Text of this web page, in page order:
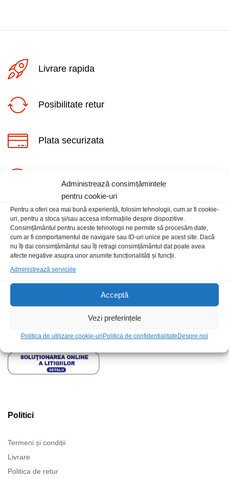
Administrează consimțămintele
pentru cookie-uri
Pentru a oferi cea mai bună experiență, folosim tehnologii, cum ar fi cookie-
uri, pentru a stoca și/sau accesa informațiile despre dispozitive.
Consimțământul pentru aceste tehnologii ne permite să procesăm date,
cum ar fi comportamentul de navigare sau ID-uri unice pe acest site. Dacă
nu îți dai consimțământul sau îți retragi consimțământul dat poate avea
afecte negative asupra unor anumite funcționalități și funcții.
Administrează serviciile
Acceptă
Vezi preferințele
Politica de utilizare cookie-uri Politica de confidentialitate Despre noi
Livrare rapida
Posibilitate retur
Plata securizata
Informatii
Contact
Politici
Termeni și condiții
Livrare
Politica de retur